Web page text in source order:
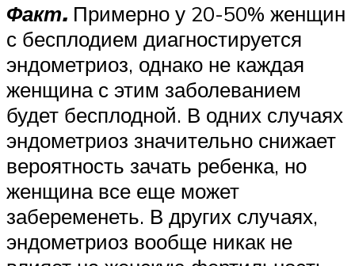
Факт. Примерно у 20-50% женщин
с бесплодием диагностируется
эндометриоз, однако не каждая
женщина с этим заболеванием
будет бесплодной. В одних случаях
эндометриоз значительно снижает
вероятность зачать ребенка, но
женщина все еще может
забеременеть. В других случаях,
эндометриоз вообще никак не